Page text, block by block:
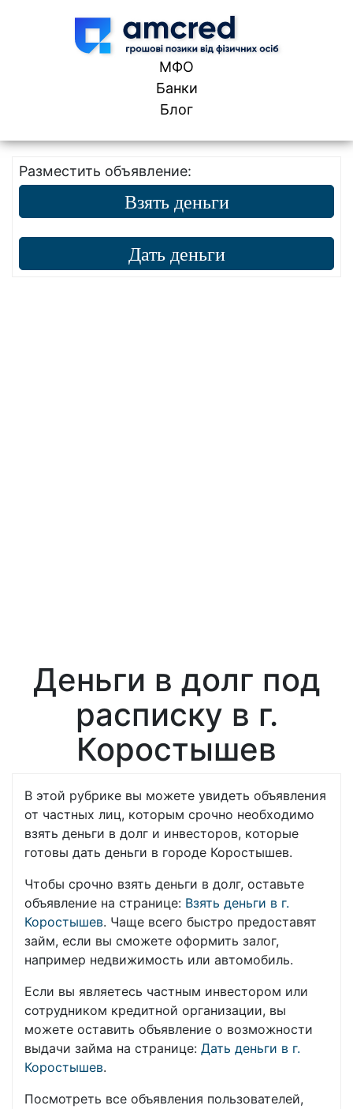
МФО
Банки
Блог
Разместить объявление:
Взять деньги
Дать деньги
Деньги в долг под
расписку в г.
Коростышев
В этой рубрике вы можете увидеть объявления
от частных лиц, которым срочно необходимо
взять деньги в долг и инвесторов, которые
готовы дать деньги в городе Коростышев.
Чтобы срочно взять деньги в долг, оставьте
объявление на странице: Взять деньги в г.
Коростышев. Чаще всего быстро предоставят
займ, если вы сможете оформить залог,
например недвижимость или автомобиль.
Если вы являетесь частным инвестором или
сотрудником кредитной организации, вы
можете оставить объявление о возможности
выдачи займа на странице: Дать деньги в г.
Коростышев.
Посмотреть все объявления пользователей,